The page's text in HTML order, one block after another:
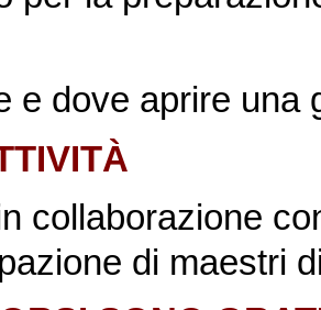
e dove aprire una
collaborazione
di maestri